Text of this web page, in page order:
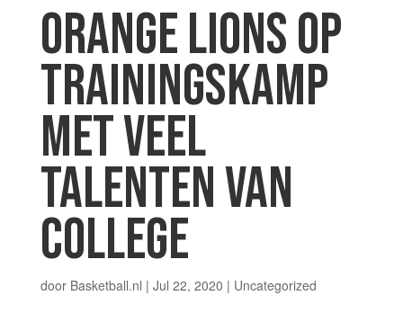
ORANGE LIONS OP
TRAININGSKAMP
MET VEEL
TALENTEN VAN
COLLEGE
door Basketball.nl | Jul 22, 2020 | Uncategorized